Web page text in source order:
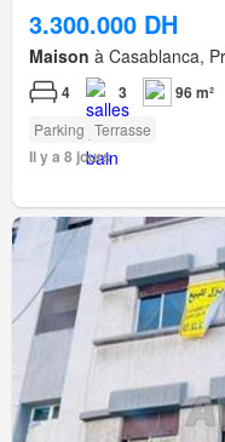
3.300.000 DH
Maison à Casablanca,
4 3 96 m²
Parking Terrasse
Il y a 8 jours